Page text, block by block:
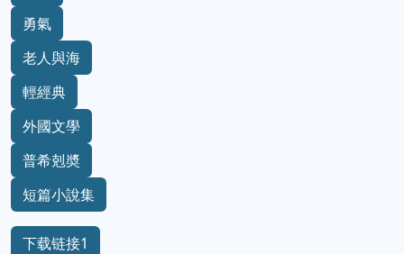
勇氣
老人與海
輕經典
外國文學
普希剋奬
短篇小說集
下载链接1